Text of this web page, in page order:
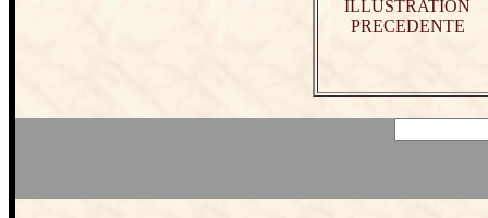
ILLUSTRATION
PRECEDENTE